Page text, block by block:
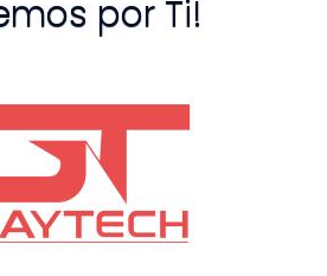
por Ti!